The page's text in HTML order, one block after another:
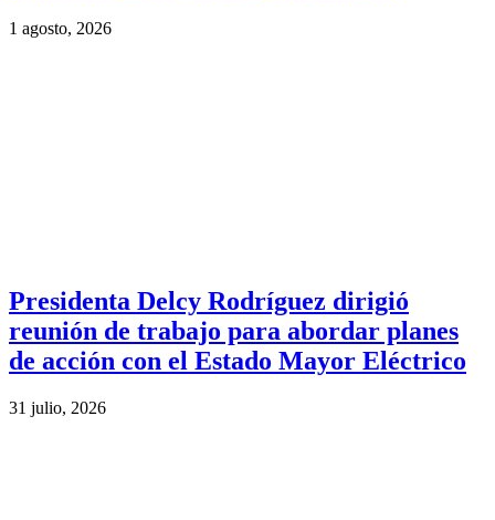
1 agosto, 2026
Presidenta Delcy Rodríguez dirigió
reunión de trabajo para abordar planes
de acción con el Estado Mayor Eléctrico
31 julio, 2026